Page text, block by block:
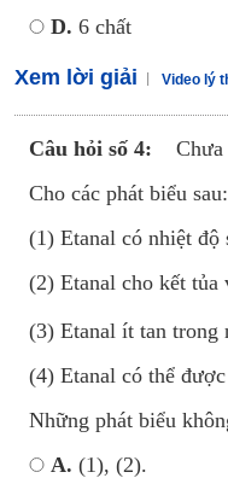
D. 6 chất
Xem lời giải Video lý
Câu hỏi số 4:
Cho các phát biểu sau:
(1) Etanal có nhiệt
(2) Etanal cho kết
(3) Etanal ít tan trong
(4) Etanal có thể
Những phát biểu
A. (1), (2).